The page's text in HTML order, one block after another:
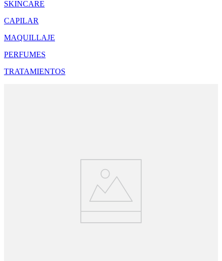
SKINCARE
CAPILAR
MAQUILLAJE
PERFUMES
TRATAMIENTOS